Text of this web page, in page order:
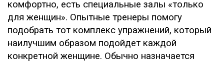
комфортно, есть специальные залы «только
для женщин». Опытные тренеры помогу
подобрать тот комплекс упражнений, который
наилучшим образом подойдет каждой
конкретной женщине. Обычно назначается